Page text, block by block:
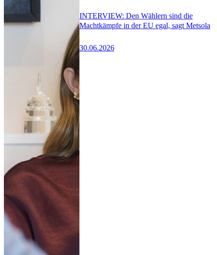
INTERVIEW: Den Wählern sind die
Machtkämpfe in der EU egal, sagt Metsola
30.06.2026